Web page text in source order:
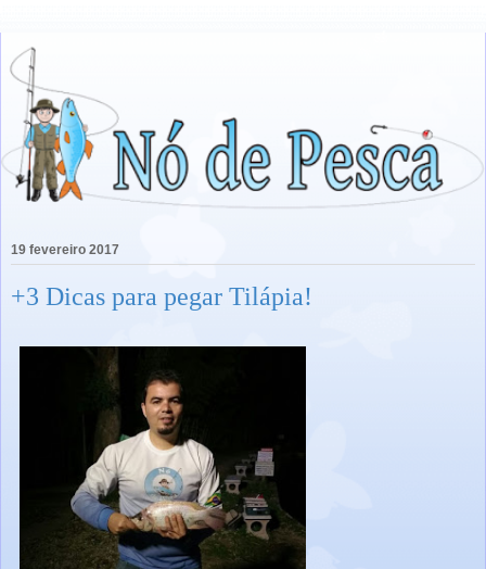
19 fevereiro 2017
+3 Dicas para pegar Tilápia!